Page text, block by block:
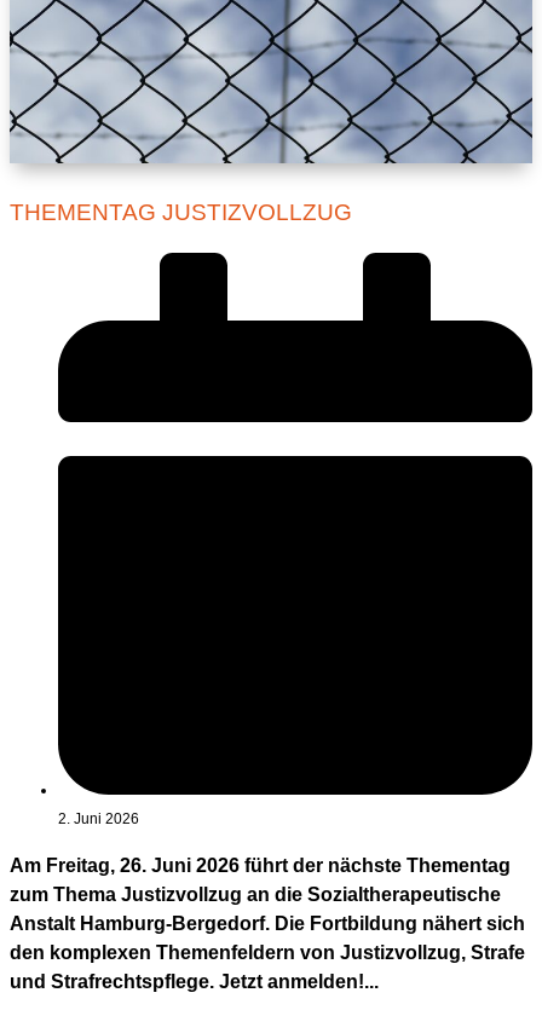
THEMENTAG JUSTIZVOLLZUG
2. Juni 2026
Am Freitag, 26. Juni 2026 führt der nächste Thementag
zum Thema Justizvollzug an die Sozialtherapeutische
Anstalt Hamburg-Bergedorf. Die Fortbildung nähert sich
den komplexen Themenfeldern von Justizvollzug, Strafe
und Strafrechtspflege. Jetzt anmelden!...